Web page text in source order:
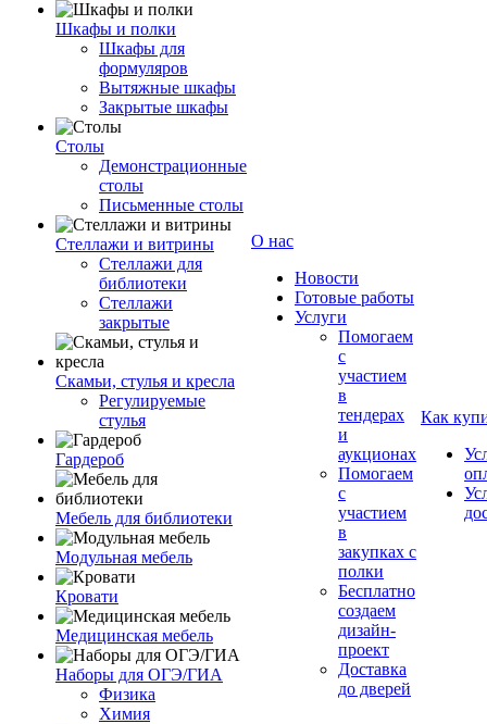
Шкафы и полки
Шкафы для
формуляров
Вытяжные шкафы
Закрытые шкафы
Столы
Демонстрационные
столы
Письменные столы
Стеллажи и витрины
Стеллажи для
библиотеки
Стеллажи
закрытые
Скамьи, стулья и кресла
Регулируемые
стулья
Гардероб
Мебель для библиотеки
Модульная мебель
Кровати
Медицинская мебель
Наборы для ОГЭ/ГИА
Физика
Химия
О нас
Новости
Готовые работы
Услуги
Помогаем
с
участием
в
тендерах
и
аукционах
Помогаем
с
участием
в
закупках с
полки
Бесплатно
создаем
дизайн-
проект
Доставка
до дверей
Как